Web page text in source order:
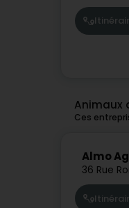
Animaux
Ces
Almo
36 Rue